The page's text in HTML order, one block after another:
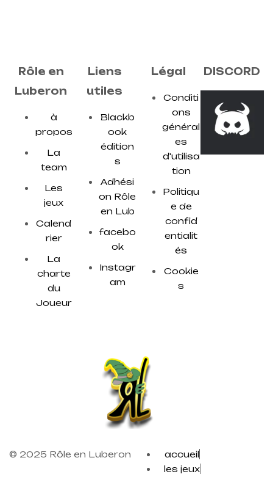
Rôle en
Luberon
à
propos
La
team
Les
jeux
Calend
rier
La
charte
du
Joueur
Liens
utiles
Blackb
ook
édition
s
Adhési
on Rôle
en Lub
facebo
ok
Instagr
am
Légal
Conditi
ons
général
es
d'utilisa
tion
Politiqu
e de
confid
entialit
és
Cookie
s
DISCORD
© 2025 Rôle en Luberon
accueil
les jeux